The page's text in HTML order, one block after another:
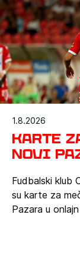
1.8.2026
Karte
Novi
Fudbalski klub
su karte za
Pazara u